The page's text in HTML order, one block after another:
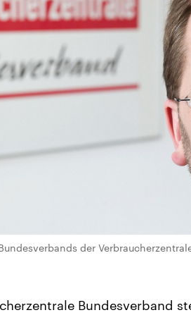
der
Bundesverband